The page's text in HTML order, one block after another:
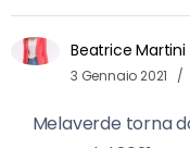
Beatrice Martini
3 Gennaio 2021
Melaverde torna